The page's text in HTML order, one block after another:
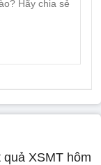
XSMT hôm